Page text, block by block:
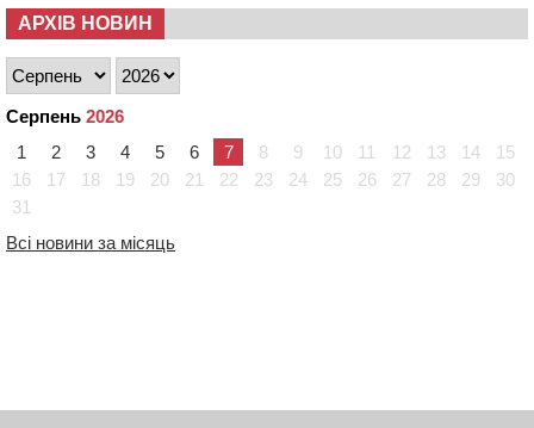
АРХІВ НОВИН
Серпень 2026
1
2 3 4 5 6 7 8 9 10 11 12 13 14
15
16
17 18 19 20 21 22 23 24 25 26 27 28 29
30
31
Всі новини за місяць